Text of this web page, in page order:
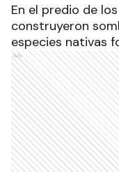
En el predio de
construyeron
especies nativas
Ads